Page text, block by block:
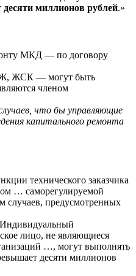
миллионов рублей.»
МКД — по договору
ЖСК — могут быть
членом
что бы управляющие
капитального ремонта
технического заказчика
… саморегулируемой
случаев, предусмотренных
лицо, не являющиеся
…, могут выполнять
десяти миллионов